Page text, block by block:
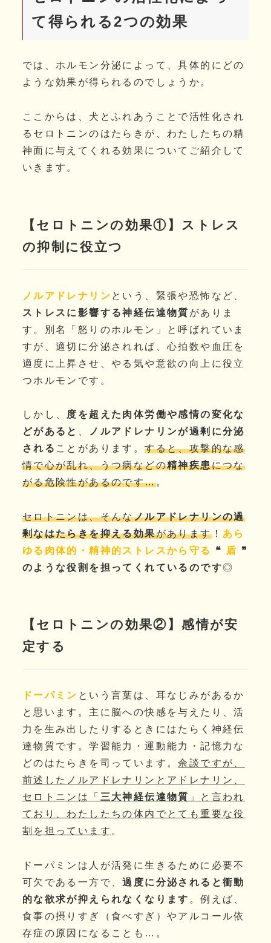
て得られる2つの効果
では、ホルモン分泌によって、具体的にどの
ような効果が得られるのでしょうか。
ここからは、犬とふれあうことで活性化され
るセロトニンのはたらきが、わたしたちの精
神面に与えてくれる効果についてご紹介して
いきます。
【セロトニンの効果①】ストレス
の抑制に役立つ
ノルアドレナリン という、緊張や恐怖など、
ストレスに影響する神経伝達物質 がありま
す。別名「怒りのホルモン」と呼ばれていま
すが、適切に分泌されれば、心拍数や血圧を
適度に上昇させ、やる気や意欲の向上に役立
つホルモンです。
しかし、 度を超えた肉体労働や感情の変化な
どがあると
ノルアドレナリンが過剰に分泌
される ことがあります。すると、攻撃的な感
情で心が乱れ、うつ病などの精神疾患につな
がる危険性があるのです…。
セロトニンは、そんなノルアドレナリンの過
剰なはたらきを抑える効果があります！ あら
ゆる肉体的・精神的ストレスから守る
❝ 盾 ❞
のような役割を担ってくれているのです◎
【セロトニンの効果②】感情が安
定する
ドーパミン という言葉は、耳なじみがあるか
と思います。主に脳への快感を与えたり、活
力を生み出したりするときにはたらく神経伝
達物質です。学習能力・運動能力・記憶力な
どのはたらきを司っています。余談ですが、
前述したノルアドレナリンとアドレナリン、
セロトニンは「 三大神経伝達物質 」と言われ
ており、わたしたちの体内でとても重要な役
割を担っています 。
ドーパミンは人が活発に生きるために必要不
可欠である一方で、過度に分泌されると衝動
的な欲求が抑えられなくなります 。例えば、
食事の摂りすぎ（食べすぎ）やアルコール依
存症の原因になることも…。